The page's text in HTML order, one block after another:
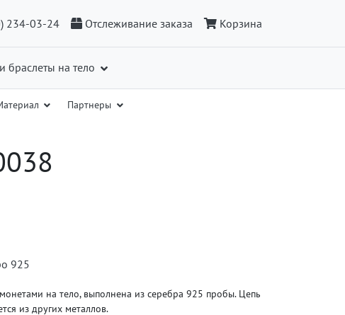
234-03-24 Отслеживание заказа Корзина
браслеты на тело
Партнеры
925
на тело, выполнена из серебра 925 пробы. Цепь
из других металлов.